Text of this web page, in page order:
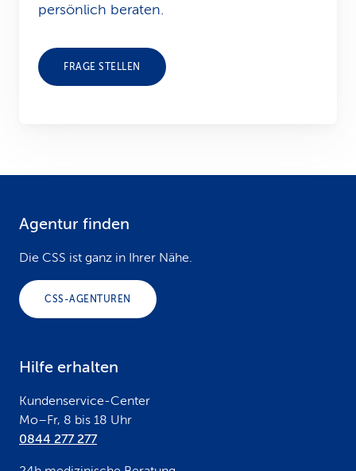
persönlich beraten.
FRAGE STELLEN
Agentur finden
Die CSS ist ganz in Ihrer Nähe.
CSS-AGENTUREN
Hilfe erhalten
Kundenservice-Center
Mo–Fr, 8 bis 18 Uhr
0844 277 277